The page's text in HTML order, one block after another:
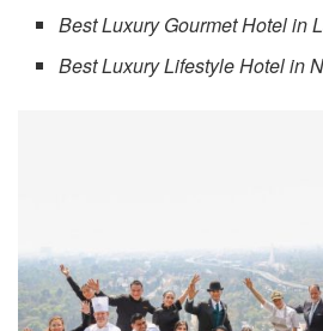
Best Luxury Gourmet Hotel in
Best Luxury Lifestyle Hotel in